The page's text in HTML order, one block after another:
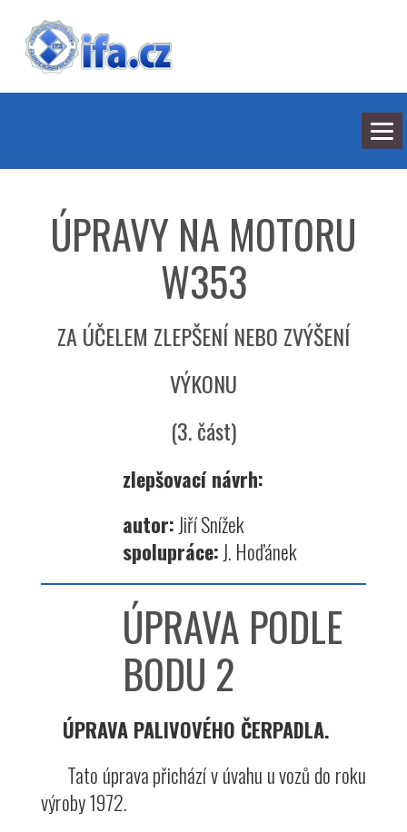
BARVY
SEDMILHÁŘI
ARCHIV
KONTAKT
ÚPRAVY NA MOTORU
W353
ZA ÚČELEM ZLEPŠENÍ NEBO ZVÝŠENÍ
VÝKONU
(3. část)
zlepšovací návrh:
autor: Jiří Snížek
spolupráce: J. Hoďánek
ÚPRAVA PODLE
BODU 2
ÚPRAVA PALIVOVÉHO ČERPADLA.
Tato úprava přichází v úvahu u vozů do roku
výroby 1972.